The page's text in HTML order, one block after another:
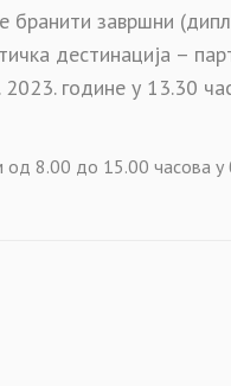
бранити завршни
дестинација –
2023. године у 13.30
од 8.00 до 15.00 часова